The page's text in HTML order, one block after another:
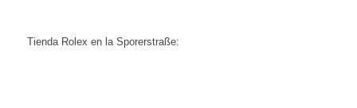
Tienda Rolex en la Sporerstraße: